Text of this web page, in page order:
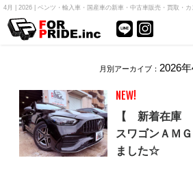
4月 | 2026 | ベンツ・輸入車・国産車の新車・中古車販売・買取・
月別アーカイブ： 2026年
NEW!
【 新着在庫
スワゴンＡＭ
ました☆